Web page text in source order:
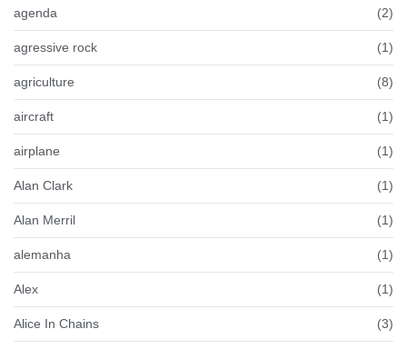
agenda (2)
agressive rock (1)
agriculture (8)
aircraft (1)
airplane (1)
Alan Clark (1)
Alan Merril (1)
alemanha (1)
Alex (1)
Alice In Chains (3)